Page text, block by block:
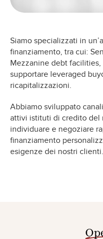
Siamo specializzati in
finanziamento, tra cui:
Mezzanine debt
supportare leveraged
ricapitalizzazioni.
Abbiamo sviluppato
attivi istituti di credito del
individuare e negoziare
finanziamento
esigenze dei nostri clienti.